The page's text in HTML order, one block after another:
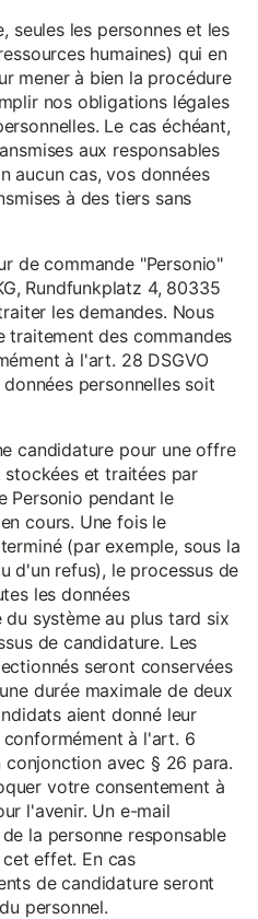
seules les personnes et les
humaines) qui en
mener à bien la procédure
nos obligations légales
Le cas échéant,
aux responsables
aucun cas, vos données
à des tiers sans
de commande "Personio"
Rundfunkplatz 4, 80335
les demandes. Nous
traitement des commandes
à l'art. 28 DSGVO
personnelles soit
candidature pour une offre
et traitées par
Personio pendant le
cours. Une fois le
(par exemple, sous la
d'un refus), le processus de
les données
système au plus tard six
de candidature. Les
seront conservées
durée maximale de deux
aient donné leur
à l'art. 6
conjonction avec § 26 para.
votre consentement à
l'avenir. Un e-mail
la personne responsable
effet. En cas
de candidature seront
personnel.